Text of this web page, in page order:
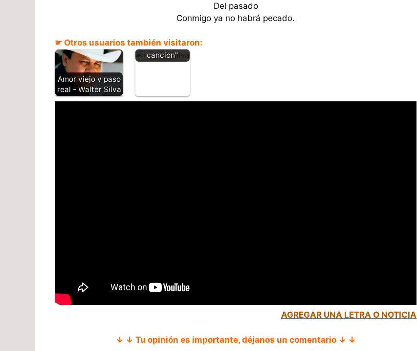
Del pasado
Conmigo ya no habrá pecado.
☛ Otros usuarios también visitaron:
Amor viejo y paso
real - Walter Silva
¿Te casas
conmigo? -
"Letra y
cancion"
AGREGAR UNA LETRA O NOTICIA
↓ ↓ Tu opinión es importante, déjanos un comentario ↓ ↓